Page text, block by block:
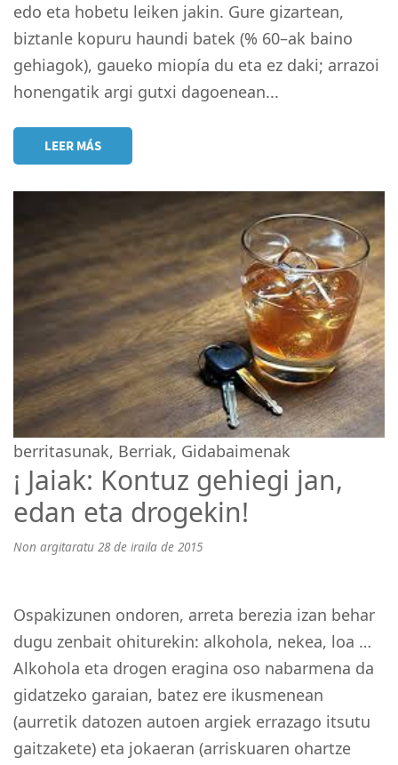
edo eta hobetu leiken jakin. Gure gizartean,
biztanle kopuru haundi batek (% 60–ak baino
gehiagok), gaueko miopía du eta ez daki; arrazoi
honengatik argi gutxi dagoenean...
LEER MÁS
berritasunak, Berriak, Gidabaimenak
¡ Jaiak: Kontuz gehiegi jan,
edan eta drogekin!
Non argitaratu 28 de iraila de 2015
Ospakizunen ondoren, arreta berezia izan behar
dugu zenbait ohiturekin: alkohola, nekea, loa …
Alkohola eta drogen eragina oso nabarmena da
gidatzeko garaian, batez ere ikusmenean
(aurretik datozen autoen argiek errazago itsutu
gaitzakete) eta jokaeran (arriskuaren ohartze